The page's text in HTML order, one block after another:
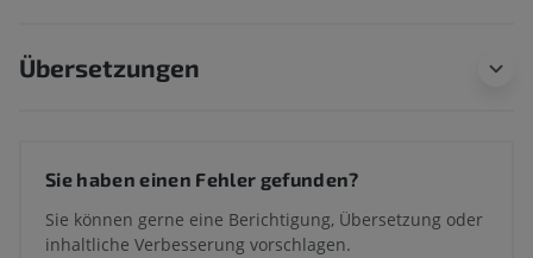
Übersetzungen
Sie haben einen Fehler gefunden?
Sie können gerne eine Berichtigung, Übersetzung oder
inhaltliche Verbesserung vorschlagen.